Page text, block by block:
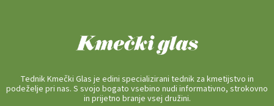
Tednik Kmečki Glas je edini specializirani tednik za kmetijstvo in
podeželje pri nas. S svojo bogato vsebino nudi informativno, strokovno
in prijetno branje vsej družini.